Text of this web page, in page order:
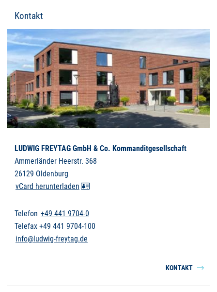
Kontakt
LUDWIG FREYTAG GmbH & Co. Kommanditgesellschaft
Ammerländer Heerstr. 368
26129 Oldenburg
vCard herunterladen
Telefon +49 441 9704-0
Telefax +49 441 9704-100
info@ludwig-freytag.de
KONTAKT